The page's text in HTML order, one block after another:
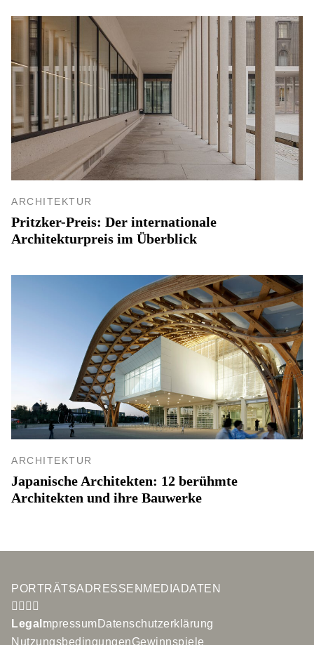
ARCHITEKTUR
Pritzker-Preis: Der internationale
Architekturpreis im Überblick
ARCHITEKTUR
Japanische Architekten: 12 berühmte
Architekten und ihre Bauwerke
PORTRÄTSADRESSEN MEDIADATEN
Legal:Impressum Datenschutzerklärung
NutzungsbedingungenGewinnspiele